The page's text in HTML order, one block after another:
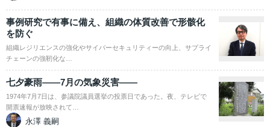
事例研究で有事に備え、組織の体質改善で形骸化
を防ぐ
組織レジリエンスの強化やサイバーセキュリティーの向上、サプライ
チェーンの強靭化な…
七夕豪雨――7月の気象災害――
1974年7月7日は、参議院議員選挙の投票日であった。夜、テレビで
開票速報が放映されて…
永澤 義嗣